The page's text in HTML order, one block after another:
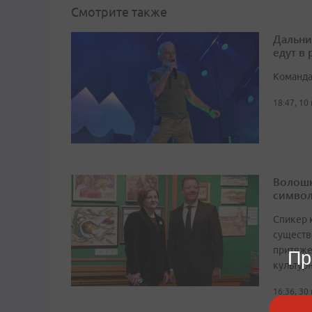
Смотрите также
едут в
18:47,
Спикер
16:36,